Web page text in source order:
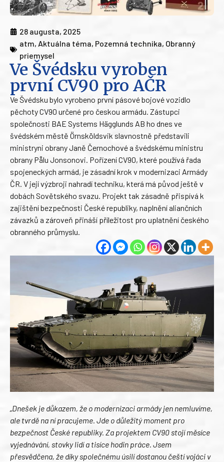
28 augusta, 2025
atm, Aktuálna téma, Pozemná technika, Obranný
priemysel
Ve Švédsku vyroben
první CV90 pro AČR
Ve Švédsku bylo vyrobeno první pásové bojové vozidlo
pěchoty CV90 určené pro českou armádu. Zástupci
společnosti BAE Systems Hägglunds AB ho dnes ve
švédském městě Örnsköldsvik slavnostně představili
ministryni obrany Janě Černochové a švédskému ministru
obrany Pålu Jonsonovi. Pořízení CV90, které používá řada
spojeneckých armád, je zásadní krok v modernizaci Armády
ČR. V její výzbroji nahradí techniku, která má původ ještě v
dobách Sovětského svazu. Projekt tak zásadně přispívá k
zajištění bezpečnosti České republiky, naplnění aliančních
závazků a zároveň přináší příležitost pro uplatnění českého
obranného průmyslu.
„Dnešek je důkazem, že o modernizaci armády jen nemluvíme,
ale tvrdě na ní pracujeme. Jde o důležitý moment pro
bezpečnost České republiky. Za projektem CV90 stojí měsíce
vyjednávání, stovky lidí a tisíce hodin práce. Jsem
přesvědčena, že díky společnému úsilí dostanou čeští vojáci v